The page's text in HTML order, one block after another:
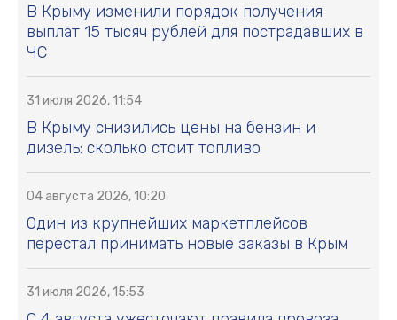
В Крыму изменили порядок получения
выплат 15 тысяч рублей для пострадавших в
ЧС
31 июля 2026, 11:54
В Крыму снизились цены на бензин и
дизель: сколько стоит топливо
04 августа 2026, 10:20
Один из крупнейших маркетплейсов
перестал принимать новые заказы в Крым
31 июля 2026, 15:53